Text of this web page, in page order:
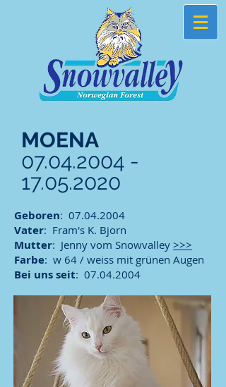
MOENA
07.04.2004 -
17.05.2020
Geboren: 07.04.2004
Vater: Fram's K. Bjorn
Mutter: Jenny vom Snowvalley >>>
Farbe: w 64 / weiss mit grünen Augen
Bei uns seit: 07.04.2004